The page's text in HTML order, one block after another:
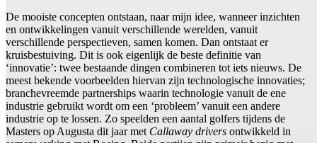
De mooiste concepten ontstaan, naar mijn idee, wanneer inzichten
en ontwikkelingen vanuit verschillende werelden, vanuit
verschillende perspectieven, samen komen. Dan ontstaat er
kruisbestuiving. Dit is ook eigenlijk de beste definitie van
‘innovatie’: twee bestaande dingen combineren tot iets nieuws. De
meest bekende voorbeelden hiervan zijn technologische innovaties;
branchevreemde partnerships waarin technologie vanuit de ene
industrie gebruikt wordt om een ‘probleem’ vanuit een andere
industrie op te lossen. Zo speelden een aantal golfers tijdens de
Masters op Augusta dit jaar met Callaway drivers ontwikkeld in